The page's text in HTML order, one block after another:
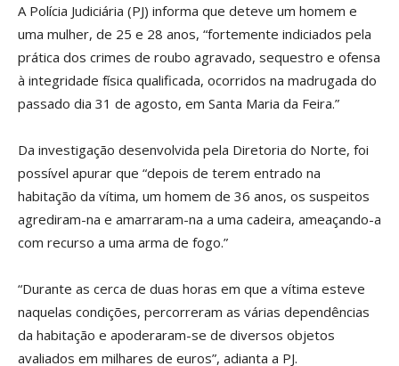
A Polícia Judiciária (PJ) informa que deteve um homem e
uma mulher, de 25 e 28 anos, “fortemente indiciados pela
prática dos crimes de roubo agravado, sequestro e ofensa
à integridade física qualificada, ocorridos na madrugada do
passado dia 31 de agosto, em Santa Maria da Feira.”
Da investigação desenvolvida pela Diretoria do Norte, foi
possível apurar que “depois de terem entrado na
habitação da vítima, um homem de 36 anos, os suspeitos
agrediram-na e amarraram-na a uma cadeira, ameaçando-a
com recurso a uma arma de fogo.”
“Durante as cerca de duas horas em que a vítima esteve
naquelas condições, percorreram as várias dependências
da habitação e apoderaram-se de diversos objetos
avaliados em milhares de euros”, adianta a PJ.